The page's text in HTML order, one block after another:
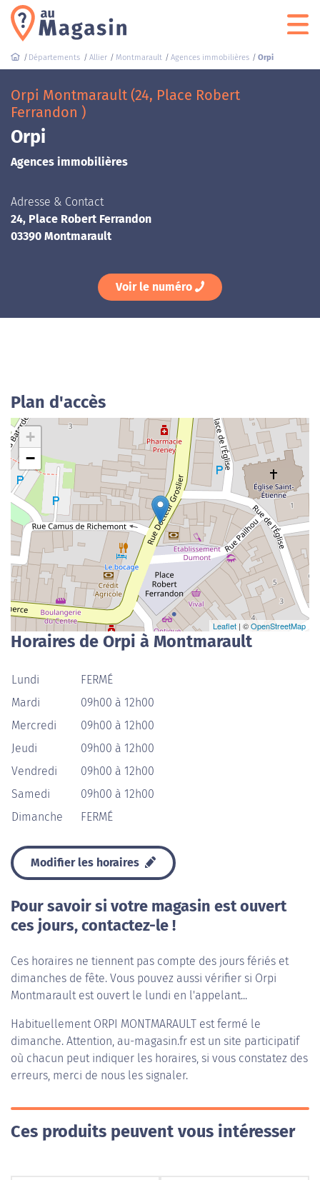
Départements Allier Montmarault Agences immobilières Orpi
Orpi Montmarault (24, Place Robert
Ferrandon )
Orpi
Agences immobilières
Adresse & Contact
24, Place Robert Ferrandon
03390 Montmarault
Voir le numéro
Plan d'accès
+
−
Leaflet | ©OpenStreetMap
Horaires de Orpi à Montmarault
Lundi
FERMÉ
Mardi
09h00 à 12h00
Mercredi
09h00 à 12h00
Jeudi
09h00 à 12h00
Vendredi
09h00 à 12h00
Samedi
09h00 à 12h00
Dimanche
FERMÉ
Modifier les horaires
Pour savoir si votre magasin est ouvert
ces jours, contactez-le !
Ces horaires ne tiennent pas compte des jours fériés et
dimanches de fête. Vous pouvez aussi vérifier si Orpi
Montmarault est ouvert le lundi en l'appelant...
Habituellement ORPI MONTMARAULT est fermé le
dimanche. Attention, au-magasin.fr est un site participatif
où chacun peut indiquer les horaires, si vous constatez des
erreurs, merci de nous les signaler.
Ces produits peuvent vous intéresser